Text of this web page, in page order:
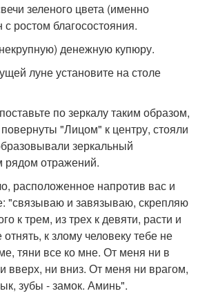
зеленого цвета (именно
ростом благосостояния.
денежную купюру.
луне установите на столе
по зеркалу таким образом,
"Лицом" к центру, стояли
зеркальный
рядом отражений.
расположенное напротив вас и
"связываю и завязываю, скрепляю
к трем, из трех к девяти, расти и
к злому человеку тебе не
тяни все ко мне. От меня ни в
вверх, ни вниз. От меня ни врагом,
зубы - замок. Аминь".